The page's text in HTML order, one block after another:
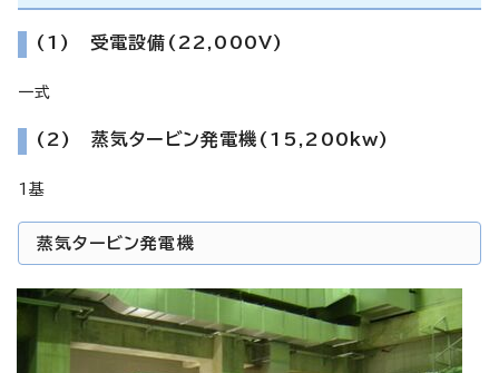
(1) 受電設備(22,000V)
一式
(2) 蒸気タービン発電機(15,200kw)
1基
蒸気タービン発電機